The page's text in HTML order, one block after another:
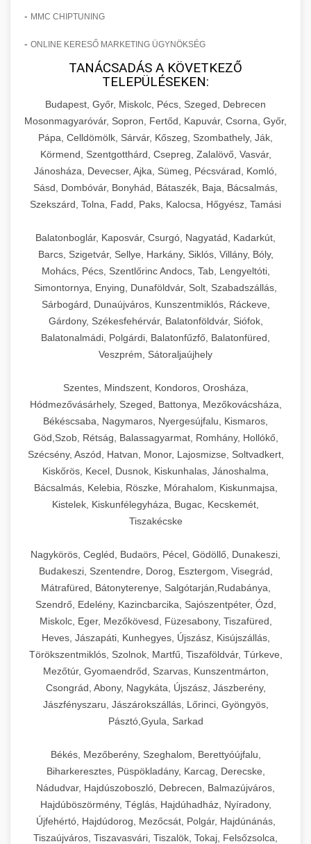
- MMC CHIPTUNING
- ONLINE KERESŐ MARKETING ÜGYNÖKSÉG
TANÁCSADÁS A KÖVETKEZŐ
TELEPÜLÉSEKEN:
Budapest, Győr, Miskolc, Pécs, Szeged, Debrecen
Mosonmagyaróvár, Sopron, Fertőd, Kapuvár, Csorna, Győr,
Pápa, Celldömölk, Sárvár, Kőszeg, Szombathely, Ják,
Körmend, Szentgotthárd, Csepreg, Zalalövő, Vasvár,
Jánosháza, Devecser, Ajka, Sümeg, Pécsvárad, Komló,
Sásd, Dombóvár, Bonyhád, Bátaszék, Baja, Bácsalmás,
Szekszárd, Tolna, Fadd, Paks, Kalocsa, Hőgyész, Tamási
Balatonboglár, Kaposvár, Csurgó, Nagyatád, Kadarkút,
Barcs, Szigetvár, Sellye, Harkány, Siklós, Villány, Bóly,
Mohács, Pécs, Szentlőrinc Andocs, Tab, Lengyeltóti,
Simontornya, Enying, Dunaföldvár, Solt, Szabadszállás,
Sárbogárd, Dunaújváros, Kunszentmiklós, Ráckeve,
Gárdony, Székesfehérvár, Balatonföldvár, Siófok,
Balatonalmádi, Polgárdi, Balatonfűzfő, Balatonfüred,
Veszprém, Sátoraljaújhely
Szentes, Mindszent, Kondoros, Orosháza,
Hódmezővásárhely, Szeged, Battonya, Mezőkovácsháza,
Békéscsaba, Nagymaros, Nyergesújfalu, Kismaros,
Göd,Szob, Rétság, Balassagyarmat, Romhány, Hollókő,
Szécsény, Aszód, Hatvan, Monor, Lajosmizse, Soltvadkert,
Kiskőrös, Kecel, Dusnok, Kiskunhalas, Jánoshalma,
Bácsalmás, Kelebia, Röszke, Mórahalom, Kiskunmajsa,
Kistelek, Kiskunfélegyháza, Bugac, Kecskemét,
Tiszakécske
Nagykörös, Cegléd, Budaörs, Pécel, Gödöllő, Dunakeszi,
Budakeszi, Szentendre, Dorog, Esztergom, Visegrád,
Mátrafüred, Bátonyterenye, Salgótarján,Rudabánya,
Szendrő, Edelény, Kazincbarcika, Sajószentpéter, Ózd,
Miskolc, Eger, Mezőkövesd, Füzesabony, Tiszafüred,
Heves, Jászapáti, Kunhegyes, Újszász, Kisújszállás,
Törökszentmiklós, Szolnok, Martfű, Tiszaföldvár, Túrkeve,
Mezőtúr, Gyomaendrőd, Szarvas, Kunszentmárton,
Csongrád, Abony, Nagykáta, Újszász, Jászberény,
Jászfényszaru, Jászárokszállás, Lőrinci, Gyöngyös,
Pásztó,Gyula, Sarkad
Békés, Mezőberény, Szeghalom, Berettyóújfalu,
Biharkeresztes, Püspökladány, Karcag, Derecske,
Nádudvar, Hajdúszoboszló, Debrecen, Balmazújváros,
Hajdúböszörmény, Téglás, Hajdúhadház, Nyíradony,
Újfehértó, Hajdúdorog, Mezőcsát, Polgár, Hajdúnánás,
Tiszaújváros, Tiszavasvári, Tiszalök, Tokaj, Felsőzsolca,